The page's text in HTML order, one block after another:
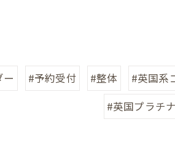
ー #予約受付 #整体 #英国系
#英国プラチ